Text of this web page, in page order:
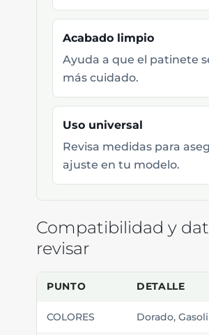
Acabado limpio
Ayuda a que el patinete
más cuidado.
Uso universal
Revisa medidas para
ajuste en tu modelo.
Compatibilidad y
revisar
PUNTO DETALLE
COLORES Dorado,